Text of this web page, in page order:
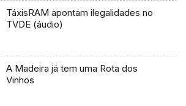
TáxisRAM apontam ilegalidades no
TVDE (áudio)
A Madeira já tem uma Rota dos
Vinhos